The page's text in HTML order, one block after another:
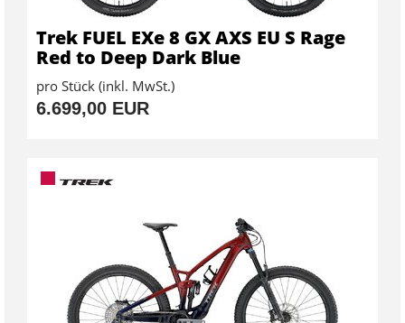
Trek FUEL EXe 8 GX AXS EU S Rage
Red to Deep Dark Blue
pro Stück (inkl. MwSt.)
6.699,00 EUR